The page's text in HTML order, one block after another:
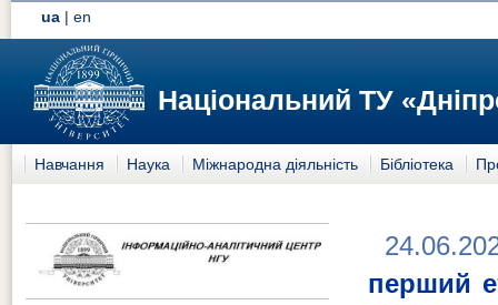
ua |en
Національний ТУ
Навчання Наука Міжнародна діяльність Бібліотека
перший